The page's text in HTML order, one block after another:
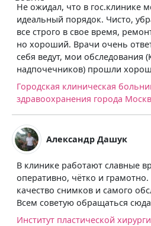
Не ожидал, что в гос.клинике
идеальный порядок. Чисто,
все строго в свое время,
но хороший. Врачи очень
себя ведут, мои обследования
надпочечников) прошли
Городская клиническая
здравоохранения города
Александр Дашук
В клинике работают славные
оперативно, чётко и
качество снимков и самого
Всем советую обращаться
Институт пластической